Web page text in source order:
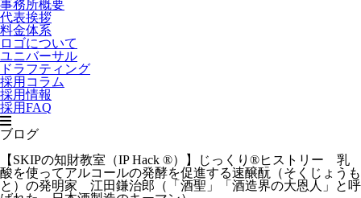
事務所概要
代表挨拶
料金体系
ロゴについて
ユニバーサル
ドラフティング
採用コラム
採用情報
採用FAQ
ブログ
【SKIPの知財教室（IP Hack ®）】じっくり®ヒストリー 乳
酸を使ってアルコールの発酵を促進する速醸酛（そくじょうも
と）の発明家 江田鎌治郎（「酒聖」「酒造界の大恩人」と呼